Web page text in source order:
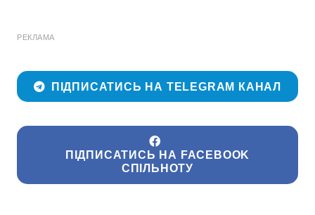
РЕКЛАМА
ПІДПИСАТИСЬ НА TELEGRAM КАНАЛ
ПІДПИСАТИСЬ НА FACEBOOK
СПІЛЬНОТУ